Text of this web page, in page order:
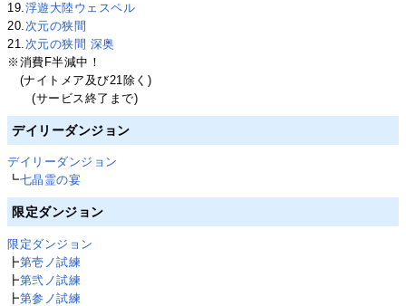
19.浮遊大陸ウェスペル
20.次元の狭間
21.次元の狭間 深奥
※消費F半減中！
(ナイトメア及び21除く)
(サービス終了まで)
デイリーダンジョン
デイリーダンジョン
┗七晶霊の宴
限定ダンジョン
限定ダンジョン
┣第壱ノ試練
┣第弐ノ試練
┣第参ノ試練